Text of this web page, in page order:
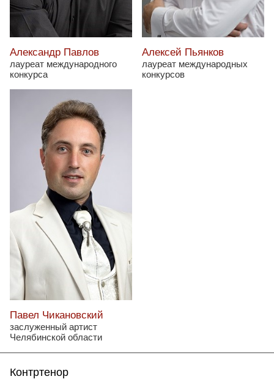
Александр Павлов
лауреат международного
конкурса
Алексей Пьянков
лауреат международных
конкурсов
Павел Чикановский
заслуженный артист
Челябинской области
Контртенор